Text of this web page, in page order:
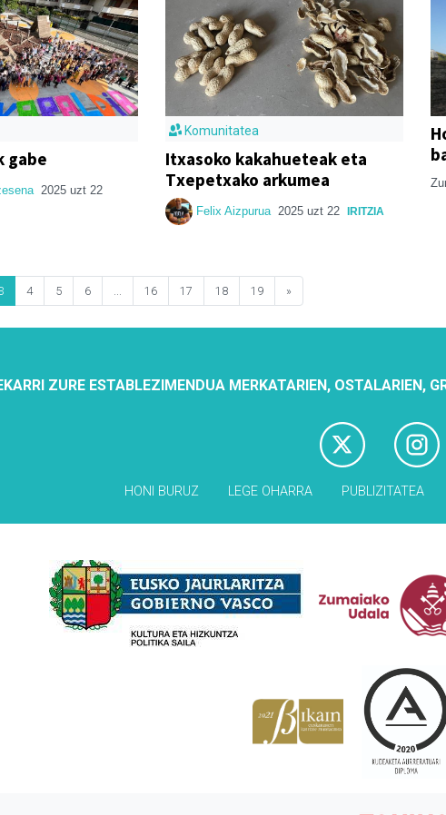
gabe
2025 uzt 22
Komunitatea
Itxasoko kakahueteak eta
Txepetxako arkumea
Felix Aizpurua 2025 uzt 22 IRITZIA
4 5 6 16 17 18 19 »
ZURE ESTABLEZIMENDUA MERKATARIEN, OSTALARIEN,
HONI BURUZ LEGE OHARRA PUBLIZITATEA